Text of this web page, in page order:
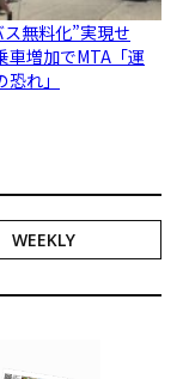
ス無料化”実現せ
増加でMTA「運
れ」
WEEKLY